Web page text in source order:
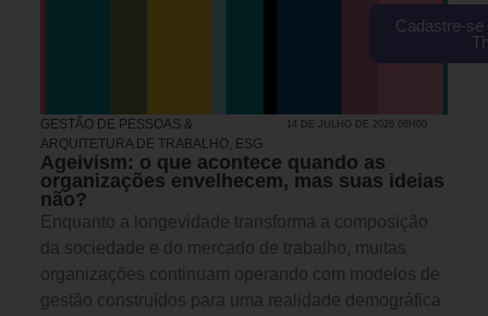
GESTÃO DE PESSOAS &
ARQUITETURA DE TRABALHO, ESG
14 DE JULHO DE 2026 08H00
Ageivism: o que acontece quando as
organizações envelhecem, mas suas ideias
não?
Enquanto a longevidade transforma a composição
da sociedade e do mercado de trabalho, muitas
organizações continuam operando com modelos de
gestão construídos para uma realidade demográfica
Cadastre-